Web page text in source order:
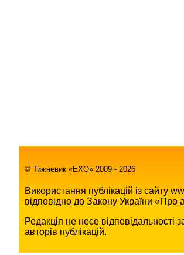
© Тижневик «EХO» 2009 - 2026
Використання публікацій із сайту
відповідно до Закону України «Про
Редакція не несе
авторів публікацій.